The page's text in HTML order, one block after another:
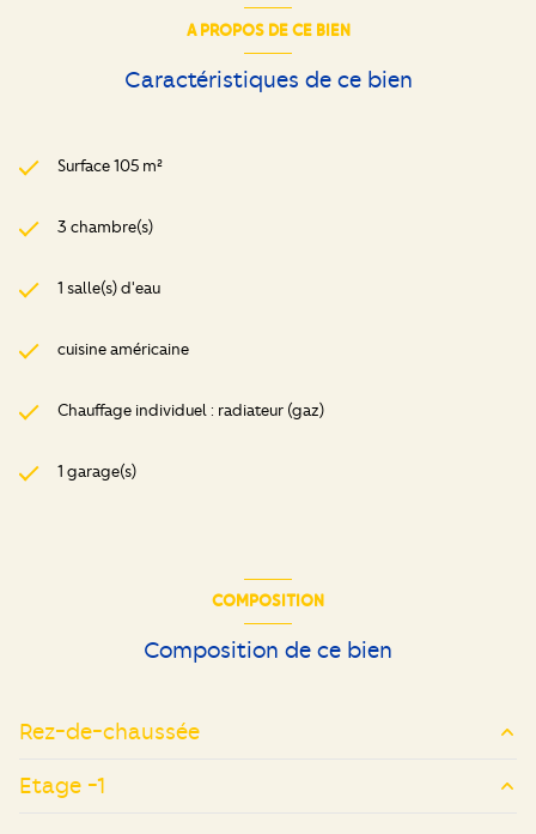
A PROPOS DE CE BIEN
Caractéristiques de ce bien
Surface 105 m²
3 chambre(s)
1 salle(s) d'eau
cuisine américaine
Chauffage individuel : radiateur (gaz)
1 garage(s)
COMPOSITION
Composition de ce bien
Rez-de-chaussée
entrée
Etage -1